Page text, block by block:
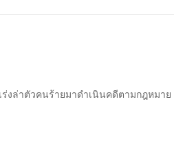
งล่าตัวคนร้ายมาดำเนินคดีตามกฎหมาย